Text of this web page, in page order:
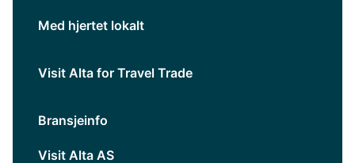
Med hjertet lokalt
Visit Alta for Travel Trade
Bransjeinfo
Visit Alta AS